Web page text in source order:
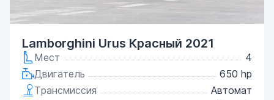
Lamborghini Urus Красный 2021
Мест
4
Двигатель
650 hp
Трансмиссия
Автомат